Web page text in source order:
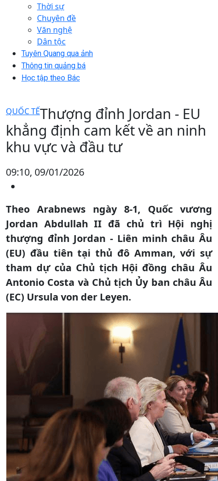
Thời sự
Chuyên đề
Văn nghệ
Dân tộc
Tuyên Quang qua ảnh
Thông tin quảng bá
Học tập theo Bác
QUỐC TẾThượng đỉnh Jordan - EU
khẳng định cam kết về an ninh
khu vực và đầu tư
09:10, 09/01/2026
Theo Arabnews ngày 8-1, Quốc vương
Jordan Abdullah II đã chủ trì Hội nghị
thượng đỉnh Jordan - Liên minh châu Âu
(EU) đầu tiên tại thủ đô Amman, với sự
tham dự của Chủ tịch Hội đồng châu Âu
Antonio Costa và Chủ tịch Ủy ban châu Âu
(EC) Ursula von der Leyen.